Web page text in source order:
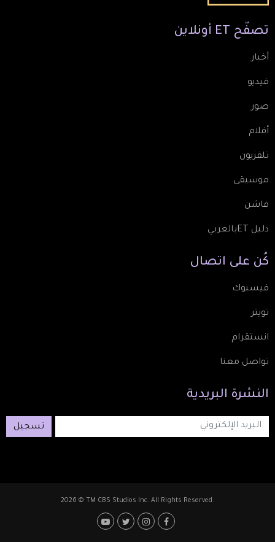
تصفّح ET أونلاين
أخبار
فيديو
صور
أفلام
تلفزيون
موسيقى
فاشن
دليل ETبالعربي
كُن على اتصال
فيسبوك
تويتر
انستقرام
تواصل معنا
النشرة البريدية
تسجيل
2026 © TM CBS Studios Inc. All Rights Reserved.
Footer: Social Media